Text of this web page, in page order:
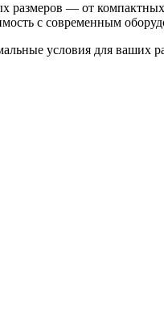
размеров — от
с современным
условия для ваших